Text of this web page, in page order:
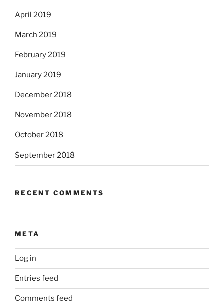
April 2019
March 2019
February 2019
January 2019
December 2018
November 2018
October 2018
September 2018
RECENT COMMENTS
META
Log in
Entries feed
Comments feed